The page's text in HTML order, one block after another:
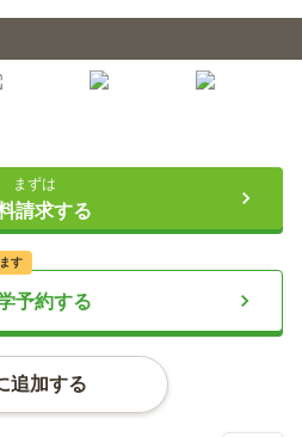
まずは
請求する
予約する
す
追加する